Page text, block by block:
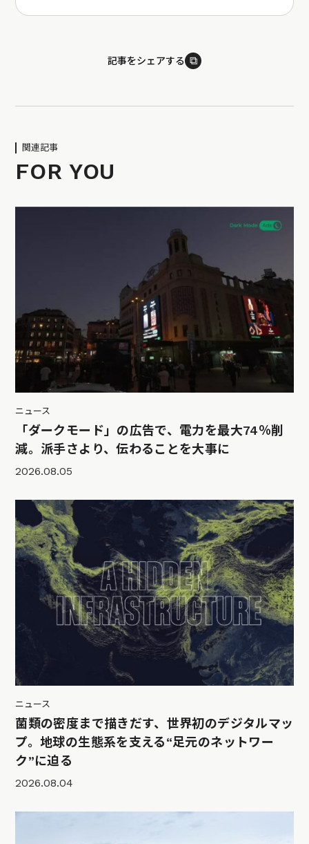
記事をシェアする ⧉
関連記事
FOR YOU
ニュース
「ダークモード」の広告で、電力を最大74％削
減。派手さより、伝わることを大事に
2026.08.05
ニュース
菌類の密度まで描きだす、世界初のデジタルマッ
プ。地球の生態系を支える“足元のネットワー
ク”に迫る
2026.08.04